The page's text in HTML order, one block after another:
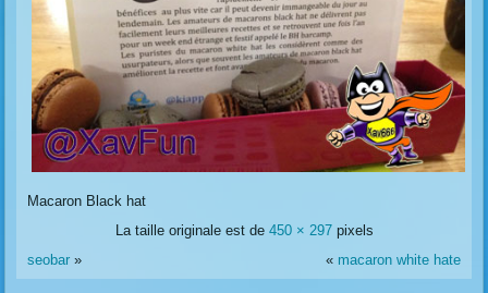
Macaron Black hat
La taille originale est de 450 × 297pixels
seobar » « macaron white hate